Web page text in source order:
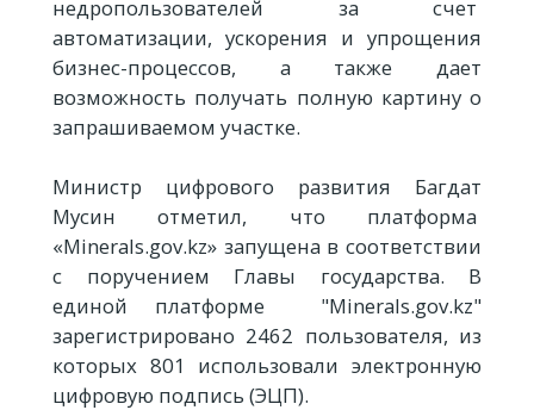
недропользователей за счет
автоматизации, ускорения и упрощения
бизнес-процессов, а также дает
возможность получать полную картину о
запрашиваемом участке.
Министр цифрового развития Багдат
Мусин отметил, что платформа
«Minerals.gov.kz» запущена в соответствии
с поручением Главы государства. В
единой платформе "Minerals.gov.kz"
зарегистрировано 2462 пользователя, из
которых 801 использовали электронную
цифровую подпись (ЭЦП).